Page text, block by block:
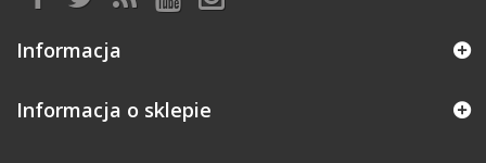
Informacja
Informacja o sklepie